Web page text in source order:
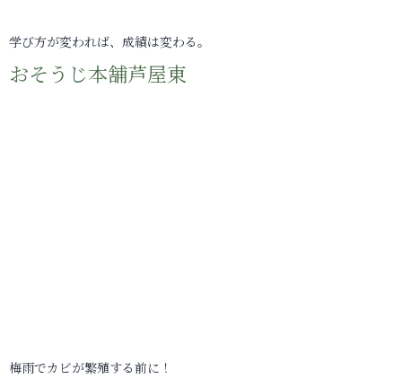
学び方が変われば、成績は変わる。
おそうじ本舗芦屋東
梅雨でカビが繁殖する前に！